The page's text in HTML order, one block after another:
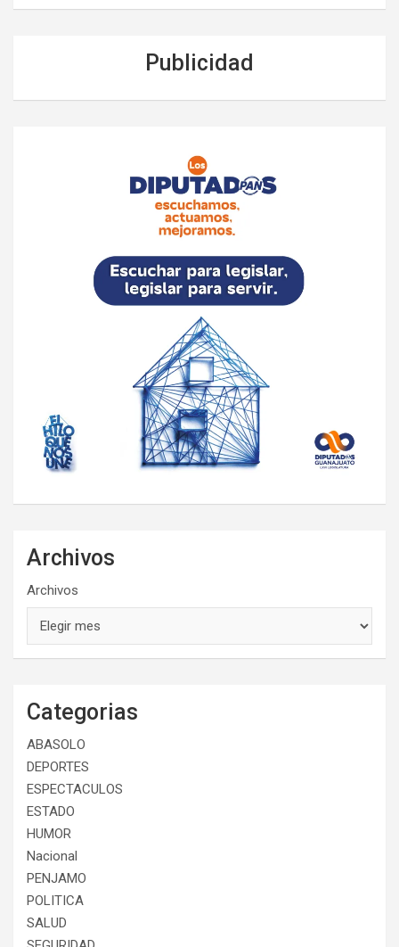
Publicidad
Archivos
Archivos
Categorias
ABASOLO
DEPORTES
ESPECTACULOS
ESTADO
HUMOR
Nacional
PENJAMO
POLITICA
SALUD